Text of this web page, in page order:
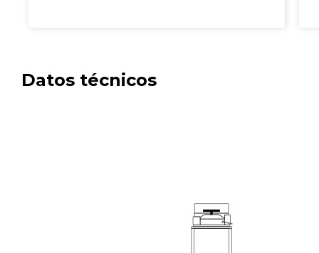
Datos técnicos